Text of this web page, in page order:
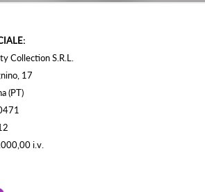
Collection S.R.L.
17
(PT)
i.v.